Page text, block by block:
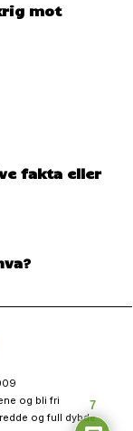
mot
fakta eller
og bli fri
og full dybde
7